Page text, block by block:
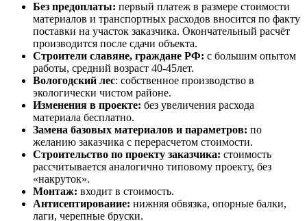
Без предоплаты: первый платеж в размере стоимости
материалов и транспортных расходов вносится по факту
поставки на участок заказчика. Окончательный расчёт
производится после сдачи объекта.
Строители славяне, граждане РФ: с большим опытом
работы, средний возраст 40-45лет.
Вологодский лес: собственное производство в
экологически чистом районе.
Изменения в проекте: без увеличения расхода
материала бесплатно.
Замена базовых материалов и параметров: по
желанию заказчика с перерасчетом стоимости.
Строительство по проекту заказчика: стоимость
рассчитывается аналогично типовому проекту, без
«накруток».
Монтаж: входит в стоимость.
Антисептирование: нижняя обвязка, опорные балки,
лаги, черепные бруски.